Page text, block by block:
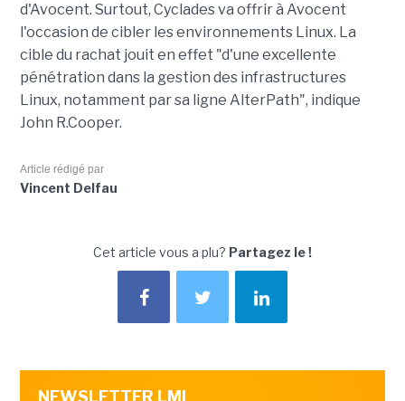
d'Avocent. Surtout, Cyclades va offrir à Avocent
l'occasion de cibler les environnements Linux. La
cible du rachat jouit en effet "d'une excellente
pénétration dans la gestion des infrastructures
Linux, notamment par sa ligne AlterPath", indique
John R.Cooper.
Article rédigé par
Vincent Delfau
Cet article vous a plu? Partagez le !
NEWSLETTER LMI